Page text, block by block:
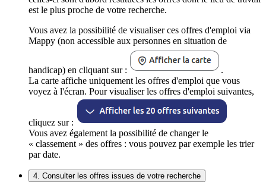
est le plus proche de votre recherche.
Vous avez la possibilité de visualiser ces offres d'emploi via
Mappy (non accessible aux personnes en situation de
handicap) en cliquant sur :
.
La carte affiche uniquement les offres d'emploi que vous
voyez à l'écran. Pour visualiser les offres d'emploi suivantes,
cliquez sur :
Vous avez également la possibilité de changer le
« classement » des offres : vous pouvez par exemple les trier
par date.
4. Consulter les offres issues de votre recherche